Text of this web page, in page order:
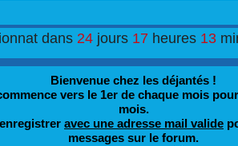
dans24 jours17 heures13
Bienvenue chez les déjantés !
vers le 1er de chaque mois
mois.
avec une adresse mail valide
messages sur le forum.